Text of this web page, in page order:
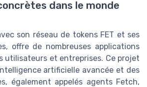
dans le monde
son réseau de tokens FET et ses
offre de nombreuses applications
utilisateurs et entreprises. Ce projet
artificielle avancée et des
également appelés agents Fetch,